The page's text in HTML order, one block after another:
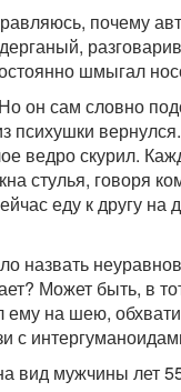
почему
шмыгал
он сам словно
психушки
ведро скурил.
стулья, говоря
еду к другу на
назвать
Может быть, в
на шею,
с
вид мужчины лет